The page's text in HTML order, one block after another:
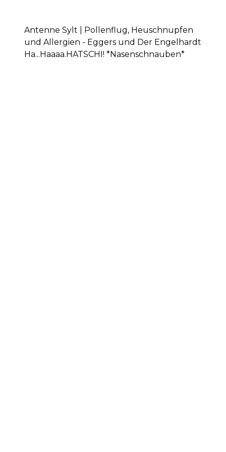
Antenne Sylt | Pollenflug, Heuschnupfen
und Allergien - Eggers und Der Engelhardt
Ha...Haaaa.HATSCHI! *Nasenschnauben*